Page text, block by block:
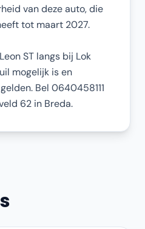
van deze auto, die
tot maart 2027.
ST langs bij Lok
mogelijk is en
Bel 0640458111
62 in Breda.